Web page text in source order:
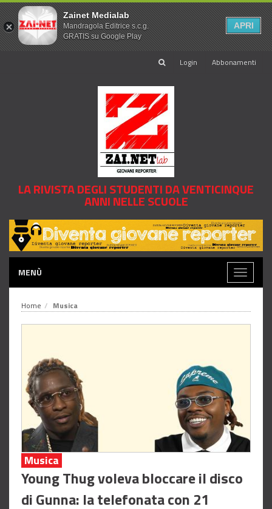
Login Abbonamenti
LA RIVISTA DEGLI STUDENTI DA VENTICINQUE
ANNI NELLE SCUOLE
MENÙ
Toggle
Home Musica
Musica
Young Thug voleva bloccare il disco
di Gunna: la telefonata con 21
Zainet Medialab
Mandragola Editrice s.c.g.
GRATIS su Google Play
APRI